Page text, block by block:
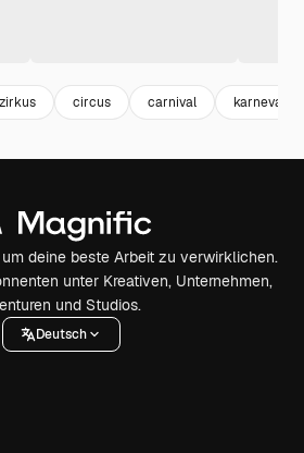
zirkus circus carnival karneval
deine beste Arbeit zu verwirklichen.
unter Kreativen, Unternehmen,
und Studios.
Deutsch